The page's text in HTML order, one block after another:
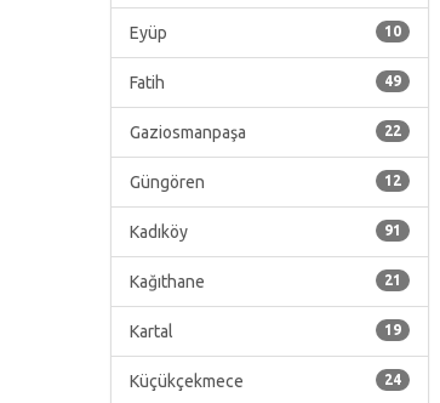
10
Eyüp
49
Fatih
22
Gaziosmanpaşa
12
Güngören
91
Kadıköy
21
Kağıthane
19
Kartal
24
Küçükçekmece